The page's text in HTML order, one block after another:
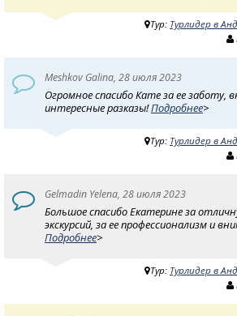
Тур: Турлидер в
Meshkov Galina, 28 июля 2023
Огромное спасибо Кате за ее заботу,
интересные разказы!Подробнее>
Тур: Турлидер в
Gelmadin Yelena, 28 июля 2023
Большое спасибо Екатерине за
экскурсий, за ее профессионализм и
Подробнее>
Тур: Турлидер в